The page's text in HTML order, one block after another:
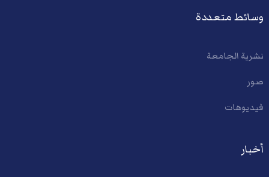
وسائط متعددة
نشرية الجامعة
صور
فيديوهات
أخبار